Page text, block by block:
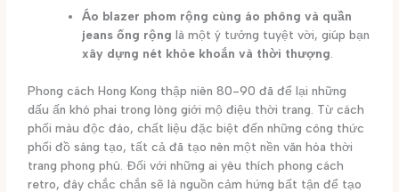
Áo blazer phom rộng cùng áo phông và quần
jeans ống rộng là một ý tưởng tuyệt vời, giúp bạn
xây dựng nét khỏe khoắn và thời thượng
Phong cách Hong Kong thập niên 80-90 đã để lại những
dấu ấn khó phai trong lòng giới mộ điệu thời trang. Từ cách
phối màu độc đáo, chất liệu đặc biệt đến những công thức
phối đồ sáng tạo, tất cả đã tạo nên một nền văn hóa thời
trang phong phú. Đối với những ai yêu thích phong cách
retro, đây chắc chắn sẽ là nguồn cảm hứng bất tận để tạo